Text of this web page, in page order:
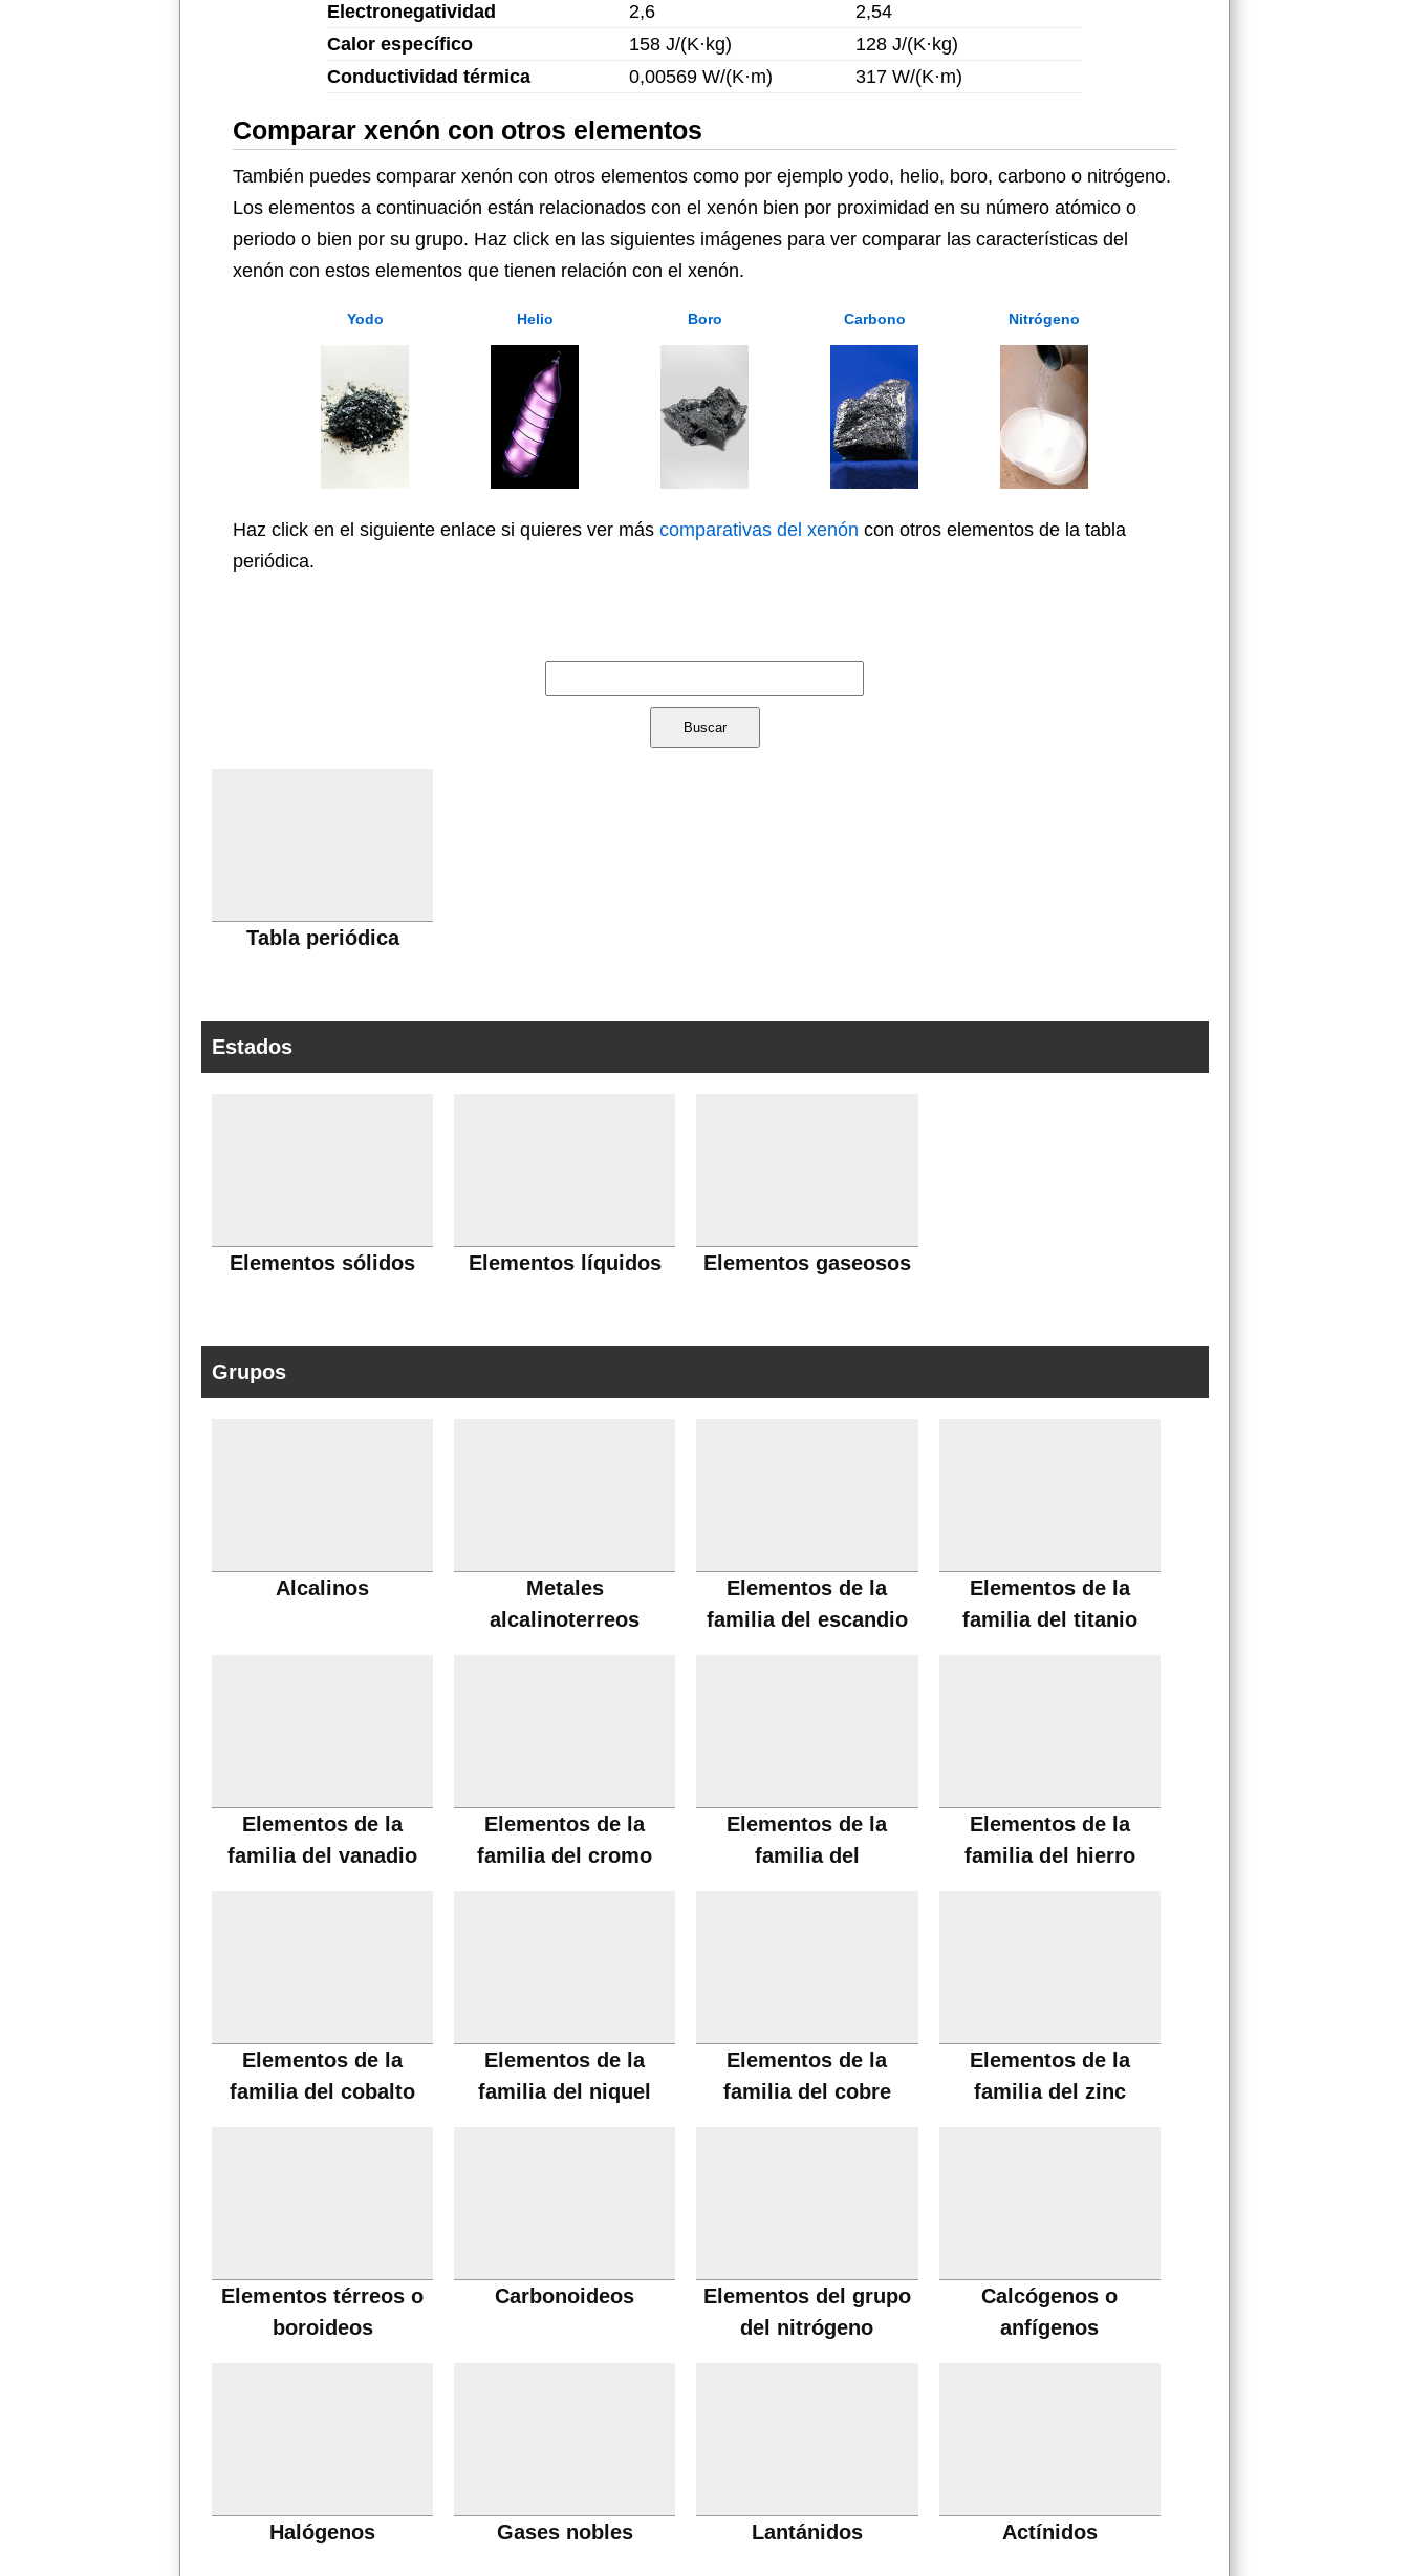
Electronegatividad
2,6
2,54
Calor específico
158 J/(K·kg)
128 J/(K·kg)
Conductividad térmica
0,00569 W/(K·m) 317 W/(K·m)
Comparar xenón con otros elementos
También puedes comparar xenón con otros elementos como por ejemplo yodo, helio, boro, carbono o nitrógeno.
Los elementos a continuación están relacionados con el xenón bien por proximidad en su número atómico o
periodo o bien por su grupo. Haz click en las siguientes imágenes para ver comparar las características del
xenón con estos elementos que tienen relación con el xenón.
Yodo Helio Boro Carbono Nitrógeno
Haz click en el siguiente enlace si quieres ver más comparativas del xenón con otros elementos de la tabla
periódica.
Tabla periódica
Estados
Elementos sólidos Elementos líquidos Elementos gaseosos
Grupos
Alcalinos
Metales
alcalinoterreos
Elementos de la
familia del escandio
Elementos de la
familia del titanio
Elementos de la
familia del vanadio
Elementos de la
familia del cromo
Elementos de la
familia del
Elementos de la
familia del hierro
Elementos de la
familia del cobalto
Elementos de la
familia del niquel
Elementos de la
familia del cobre
Elementos de la
familia del zinc
Elementos térreos o
boroideos
Carbonoideos
Elementos del grupo
del nitrógeno
Calcógenos o
anfígenos
Halógenos Gases nobles Lantánidos Actínidos